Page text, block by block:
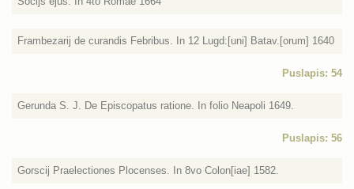
Frambezarij de curandis Febribus. In 12 Lugd:[uni] Batav.[orum] 1640
Puslapis: 54
Gerunda S. J. De Episcopatus ratione. In folio Neapoli 1649.
Puslapis: 56
Gorscij Praelectiones Plocenses. In 8vo Colon[iae] 1582.